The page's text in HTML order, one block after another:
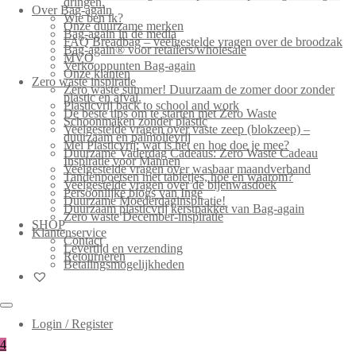
Over Bag-again
Wie ben ik?
Onze duurzame merken
Bag-again in de media
FAQ Breadbag – veelgestelde vragen over de broodzak
Bag-again® voor retailers/wholesale
MVO
Verkooppunten Bag-again
Onze klanten
Zero waste inspiratie
Zero waste summer! Duurzaam de zomer door zonder
plastic en afval.
Plasticvrij back to school and work
De beste tips om te starten met Zero Waste
Schoonmaken zonder plastic
Veelgestelde vragen over vaste zeep (blokzeep) –
duurzaam en palmolievrij
Mei Plasticvrij: wat is het en hoe doe je mee?
Duurzame Vaderdag Cadeaus: Zero Waste Cadeau
Inspiratie voor Mannen
Veelgestelde vragen over wasbaar maandverband
Tandenpoetsen met tabletjes, hoe en waarom?
Veelgestelde vragen over de bijenwasdoek
Persoonlijke blogs van Inge
Duurzame Moederdaginspiratie!
Duurzaam plasticvrij kerstpakket van Bag-again
Zero waste December-inspiratie
SHOP
Klantenservice
Contact
Levertijd en verzending
Retourneren
Betalingsmogelijkheden
Login / Register
4